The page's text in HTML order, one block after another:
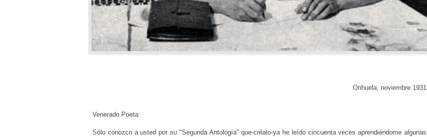
Orihuela, noviembre 1931
Venerado Poeta:
Sólo conozco a usted por su "Segunda Antología" que-créalo-ya he leído cincuenta veces aprendiéndome algunas